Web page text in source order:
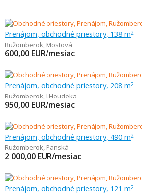
Prenájom, obchodné priestory, 138 m2
Ružomberok, Mostová
600,00 EUR/mesiac
Prenájom, obchodné priestory, 208 m2
Ružomberok, I.Houdeka
950,00 EUR/mesiac
Prenájom, obchodné priestory, 490 m2
Ružomberok, Panská
2 000,00 EUR/mesiac
Prenájom, obchodné priestory, 121 m2